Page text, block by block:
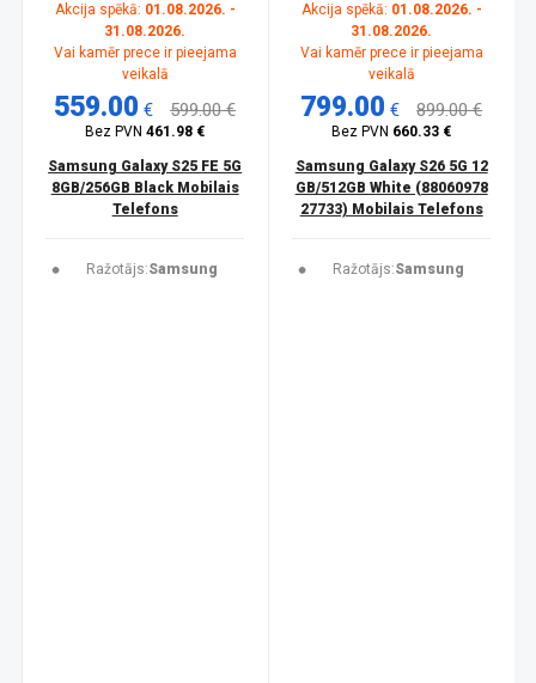
Akcija spēkā: 01.08.2026. -
31.08.2026.
Vai kamēr prece ir pieejama
veikalā
559.00 € 599.00 €
Bez PVN461.98 €
Samsung Galaxy S25 FE 5G
8GB/256GB Black Mobilais
Telefons
Ražotājs:Samsung
Akcija spēkā: 01.08.2026. -
31.08.2026.
Vai kamēr prece ir pieejama
veikalā
799.00 € 899.00 €
Bez PVN 660.33 €
Samsung Galaxy S26 5G 12
GB/512GB White (88060978
27733) Mobilais Telefons
Ražotājs:Samsung